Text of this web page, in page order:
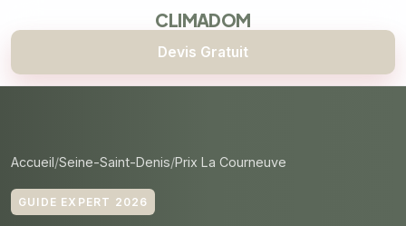
CLIMADOM
Devis Gratuit
Accueil Seine-Saint-Denis Prix La Courneuve
GUIDE EXPERT 2026